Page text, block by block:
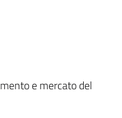
e mercato del